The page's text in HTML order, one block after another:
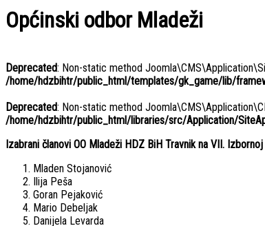
Općinski odbor Mladeži
Deprecated: Non-static method
/home/hdzbihtr/public_html/templates/gk_game/lib/
Deprecated: Non-static method
/home/hdzbihtr/public_html/libraries/src/Application/
Izabrani članovi OO Mladeži HDZ BiH Travnik na VII.
Mladen Stojanović
Ilija Peša
Goran Pejaković
Mario Debeljak
Danijela Levarda